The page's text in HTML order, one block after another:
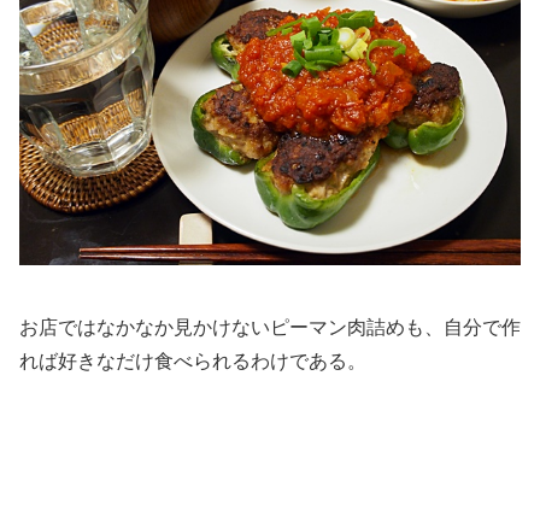
お店ではなかなか見かけないピーマン肉詰めも、自分で作
れば好きなだけ食べられるわけである。